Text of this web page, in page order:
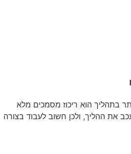
בתהליך הוא ריכוז מסמכים מלא
את ההליך, ולכן חשוב לעבוד בצורה